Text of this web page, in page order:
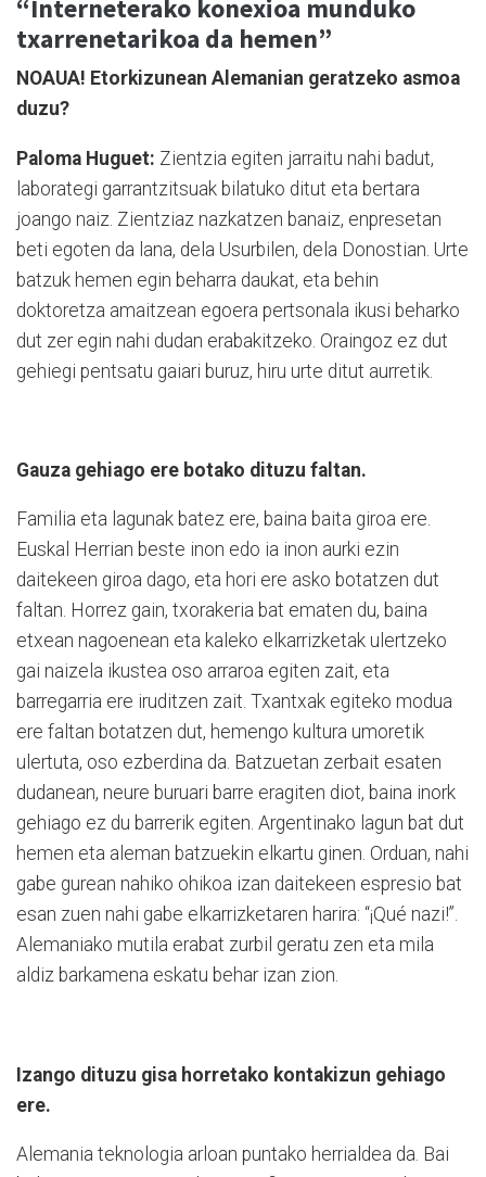
“Interneterako konexioa munduko
txarrenetarikoa da hemen”
NOAUA! Etorkizunean Alemanian geratzeko asmoa
duzu?
Paloma Huguet: Zientzia egiten jarraitu nahi badut,
laborategi garrantzitsuak bilatuko ditut eta bertara
joango naiz. Zientziaz nazkatzen banaiz, enpresetan
beti egoten da lana, dela Usurbilen, dela Donostian. Urte
batzuk hemen egin beharra daukat, eta behin
doktoretza amaitzean egoera pertsonala ikusi beharko
dut zer egin nahi dudan erabakitzeko. Oraingoz ez dut
gehiegi pentsatu gaiari buruz, hiru urte ditut aurretik.
Gauza gehiago ere botako dituzu faltan.
Familia eta lagunak batez ere, baina baita giroa ere.
Euskal Herrian beste inon edo ia inon aurki ezin
daitekeen giroa dago, eta hori ere asko botatzen dut
faltan. Horrez gain, txorakeria bat ematen du, baina
etxean nagoenean eta kaleko elkarrizketak ulertzeko
gai naizela ikustea oso arraroa egiten zait, eta
barregarria ere iruditzen zait. Txantxak egiteko modua
ere faltan botatzen dut, hemengo kultura umoretik
ulertuta, oso ezberdina da. Batzuetan zerbait esaten
dudanean, neure buruari barre eragiten diot, baina inork
gehiago ez du barrerik egiten. Argentinako lagun bat dut
hemen eta aleman batzuekin elkartu ginen. Orduan, nahi
gabe gurean nahiko ohikoa izan daitekeen espresio bat
esan zuen nahi gabe elkarrizketaren harira: “¡Qué nazi!”.
Alemaniako mutila erabat zurbil geratu zen eta mila
aldiz barkamena eskatu behar izan zion.
Izango dituzu gisa horretako kontakizun gehiago
ere.
Alemania teknologia arloan puntako herrialdea da. Bai